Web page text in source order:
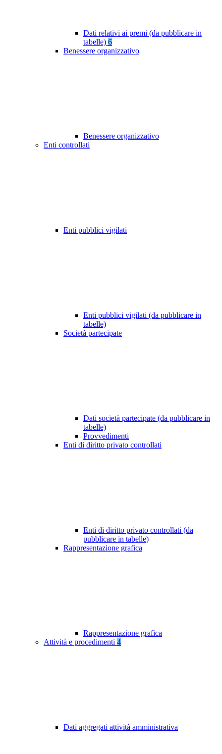
Dati relativi ai premi (da pubblicare in
tabelle) 6
Benessere organizzativo
Benessere organizzativo
Enti controllati
Enti pubblici vigilati
Enti pubblici vigilati (da pubblicare in
tabelle)
Società partecipate
Dati società partecipate (da pubblicare in
tabelle)
Provvedimenti
Enti di diritto privato controllati
Enti di diritto privato controllati (da
pubblicare in tabelle)
Rappresentazione grafica
Rappresentazione grafica
Attività e procedimenti 4
Dati aggregati attività amministrativa